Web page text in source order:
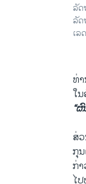
ລັດ
ລັດ
ເລ
ທ່
ໃ
“
ສ່
ກຸ
ກ່
ໄ